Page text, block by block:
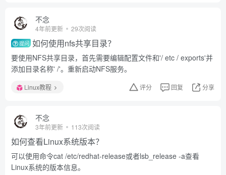
不念
4年前更新 29次阅读
提问 如何使用nfs共享目录？
要使用NFS共享目录，首先需要编辑配置文件和'/ etc / exports'并
添加目录名称' /'。重新启动NFS服务。
Linux教程 评分 回复 分享
不念
3年前更新 113次阅读
如何查看Linux系统版本？
可以使用命令cat /etc/redhat-release或者lsb_release -a查看
Linux系统的版本信息。